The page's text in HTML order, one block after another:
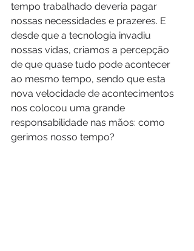
tempo trabalhado deveria pagar
nossas necessidades e prazeres. E
desde que a tecnologia invadiu
nossas vidas, criamos a percepção
de que quase tudo pode acontecer
ao mesmo tempo, sendo que esta
nova velocidade de acontecimentos
nos colocou uma grande
responsabilidade nas mãos: como
gerimos nosso tempo?